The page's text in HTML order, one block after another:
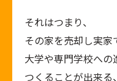
それはつまり、
その家を売却し実
大学や専門学校への
つくることが出来る、